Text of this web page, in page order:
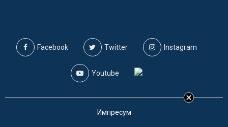
Facebook Twitter Instagram
Youtube
Импресум